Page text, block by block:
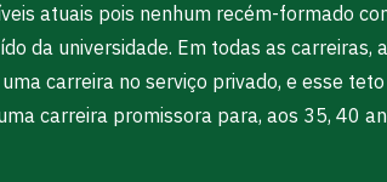
atuais pois nenhum recém-formado
da universidade. Em todas as carreiras,
carreira no serviço privado, e esse
carreira promissora para, aos 35, 40